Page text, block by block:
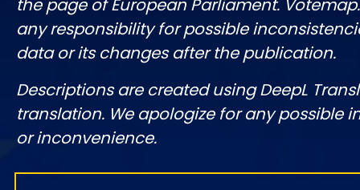
the page of European Parliament.
any responsibility for possible
data or its changes after the publication.
Descriptions are created using DeepL
translation. We apologize for any possible
or inconvenience.